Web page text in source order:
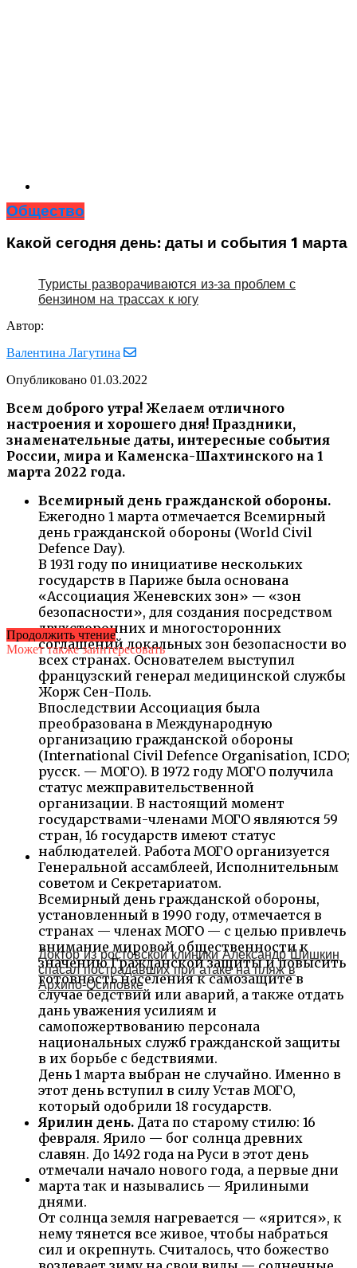
Туристы разворачиваются из‑за проблем с
бензином на трассах к югу
Общество
Какой сегодня день: даты и события 1 марта
Автор:
Валентина Лагутина
Опубликовано 01.03.2022
Всем доброго утра! Желаем отличного
настроения и хорошего дня! Праздники,
знаменательные даты, интересные события
России, мира и Каменска-Шахтинского на 1
марта 2022 года.
Всемирный день гражданской обороны.
Ежегодно 1 марта отмечается Всемирный
день гражданской обороны (World Civil
Defence Day).
В 1931 году по инициативе нескольких
государств в Париже была основана
«Ассоциация Женевских зон» — «зон
безопасности», для создания посредством
двухсторонних и многосторонних
соглашений локальных зон безопасности во
всех странах. Основателем выступил
французский генерал медицинской службы
Жорж Сен-Поль.
Впоследствии Ассоциация была
преобразована в Международную
организацию гражданской обороны
(International Civil Defence Organisation, ICDO;
русск. — МОГО). В 1972 году МОГО получила
статус межправительственной
организации. В настоящий момент
государствами-членами МОГО являются 59
стран, 16 государств имеют статус
наблюдателей. Работа МОГО организуется
Генеральной ассамблеей, Исполнительным
советом и Секретариатом.
Всемирный день гражданской обороны,
установленный в 1990 году, отмечается в
странах — членах МОГО — с целью привлечь
внимание мировой общественности к
значению Гражданской защиты и повысить
готовность населения к самозащите в
случае бедствий или аварий, а также отдать
дань уважения усилиям и
самопожертвованию персонала
национальных служб гражданской защиты
в их борьбе с бедствиями.
День 1 марта выбран не случайно. Именно в
этот день вступил в силу Устав МОГО,
который одобрили 18 государств.
Ярилин день. Дата по старому стилю: 16
февраля. Ярило — бог солнца древних
славян. До 1492 года на Руси в этот день
отмечали начало нового года, а первые дни
марта так и назывались — Ярилиными
днями.
От солнца земля нагревается — «ярится», к
нему тянется все живое, чтобы набраться
сил и окрепнуть. Считалось, что божество
Продолжить чтение
Может также заинтересовать
Доктор из ростовской клиники Александр Шишкин
спасал пострадавших при атаке на пляж в
Архипо‑Осиповке